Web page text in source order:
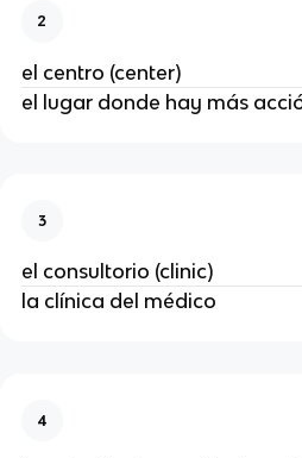
2
el centro (center)
el lugar donde hay más
3
el consultorio (clinic)
la clínica del médico
4